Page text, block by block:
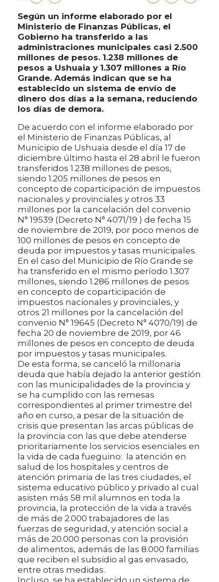
Según un informe elaborado por el
Ministerio de Finanzas Públicas, el
Gobierno ha transferido a las
administraciones municipales casi 2.500
millones de pesos. 1.238 millones de
pesos a Ushuaia y 1.307 millones a Río
Grande. Además indican que se ha
establecido un sistema de envío de
dinero dos días a la semana, reduciendo
los días de demora.
De acuerdo con el informe elaborado por
el Ministerio de Finanzas Públicas, al
Municipio de Ushuaia desde el día 17 de
diciembre último hasta el 28 abril le fueron
transferidos 1.238 millones de pesos,
siendo 1.205 millones de pesos en
concepto de coparticipación de impuestos
nacionales y provinciales y otros 33
millones por la cancelación del convenio
N° 19539 (Decreto N° 4071/19 ) de fecha 15
de noviembre de 2019, por poco menos de
100 millones de pesos en concepto de
deuda por impuestos y tasas municipales.
En el caso del Municipio de Río Grande se
ha transferido en el mismo período 1.307
millones, siendo 1.286 millones de pesos
en concepto de coparticipación de
impuestos nacionales y provinciales, y
otros 21 millones por la cancelación del
convenio N° 19645 (Decreto N° 4070/19) de
fecha 20 de noviembre de 2019, por 46
millones de pesos en concepto de deuda
por impuestos y tasas municipales.
De esta forma, se canceló la millonaria
deuda que había dejado la anterior gestión
con las municipalidades de la provincia y
se ha cumplido con las remesas
correspondientes al primer trimestre del
año en curso, a pesar de la situación de
crisis que presentan las arcas públicas de
la provincia con las que debe atenderse
prioritariamente los servicios esenciales en
la vida de cada fueguino: la atención en
salud de los hospitales y centros de
atención primaria de las tres ciudades, el
sistema educativo público y privado al cual
asisten más 58 mil alumnos en toda la
provincia, la protección de la vida a través
de más de 2.000 trabajadores de las
fuerzas de seguridad, y atención social a
más de 20.000 personas con la provisión
de alimentos, además de las 8.000 familias
que reciben el subsidio al gas envasado,
entre otras medidas.
Incluso, se ha establecido un sistema de